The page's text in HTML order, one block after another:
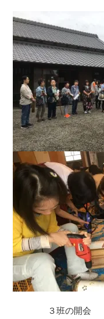
３班の開会